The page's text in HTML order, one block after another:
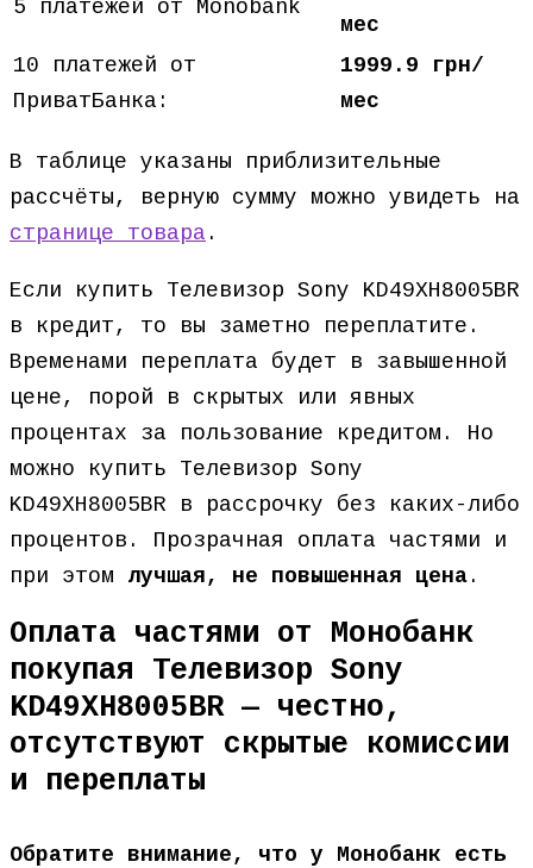
5 платежей от Monobank
мес
10 платежей от
ПриватБанка:
1999.9 грн/
мес
В таблице указаны приблизительные
рассчёты, верную сумму можно увидеть на
странице товара .
Если купить Телевизор Sony KD49XH8005BR
в кредит, то вы заметно переплатите.
Временами переплата будет в завышенной
цене, порой в скрытых или явных
процентах за пользование кредитом. Но
можно купить Телевизор Sony
KD49XH8005BR в рассрочку без каких-либо
процентов. Прозрачная оплата частями и
при этом лучшая, не повышенная цена .
Оплата частями от Монобанк
покупая Телевизор Sony
KD49XH8005BR — честно,
отсутствуют скрытые комиссии
и переплаты
Обратите внимание, что у Монобанк есть